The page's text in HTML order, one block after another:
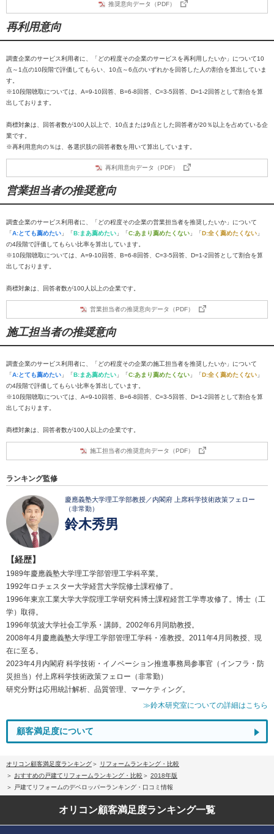
推奨意向データ（PDF）
再利用意向
調査企業のサービス利用者に、「どの程度その企業のサービスを再利用したいか」について10
点～1点の10段階で評価してもらい、10点～6点のいずれかを回答した人の割合を算出していま
す。
※10段階聴取については、A=9-10回答、B=6-8回答、C=3-5回答、D=1-2回答として割合を算
出しております。
商標対象は、回答者数が100人以上で、10点または9点とした回答者が20％以上を占めている企
業です。
※再利用意向の％は、各選択肢の回答者数を用いて算出しています。
再利用意向データ（PDF）
営業担当者の推奨意向
調査企業のサービス利用者に、「どの程度その企業の営業担当者を推奨したいか」について
「A:とても薦めたい 」「B:まあ薦めたい 」「C:あまり薦めたくない 」「D:全く薦めたくない 」
の4段階で評価してもらい比率を算出しています。
※10段階聴取については、A=9-10回答、B=6-8回答、C=3-5回答、D=1-2回答として割合を算
出しております。
商標対象は、回答者数が100人以上の企業です。
営業担当者の推奨意向データ（PDF）
施工担当者の推奨意向
調査企業のサービス利用者に、「どの程度その企業の施工担当者を推奨したいか」について
「A:とても薦めたい 」「B:まあ薦めたい 」「C:あまり薦めたくない 」「D:全く薦めたくない 」
の4段階で評価してもらい比率を算出しています。
※10段階聴取については、A=9-10回答、B=6-8回答、C=3-5回答、D=1-2回答として割合を算
出しております。
商標対象は、回答者数が100人以上の企業です。
施工担当者の推奨意向データ（PDF）
ランキング監修
慶應義塾大学理工学部教授／内閣府 上席科学技術政策フェロー
（非常勤）
鈴木秀男
【経歴】
1989年慶應義塾大学理工学部管理工学科卒業。
1992年ロチェスター大学経営大学院修士課程修了。
1996年東京工業大学大学院理工学研究科博士課程経営工学専攻修了。博士（工
学）取得。
1996年筑波大学社会工学系・講師。2002年6月同助教授。
2008年4月慶應義塾大学理工学部管理工学科・准教授。2011年4月同教授、現
在に至る。
2023年4月内閣府 科学技術・イノベーション推進事務局参事官（インフラ・防
災担当）付上席科学技術政策フェロー（非常勤）
研究分野は応用統計解析、品質管理、マーケティング。
≫鈴木研究室についての詳細はこちら
顧客満足度について
オリコン顧客満足度ランキング
リフォームランキング・比較
おすすめの戸建てリフォームランキング・比較
2018年版
戸建てリフォームのデベロッパーランキング・口コミ情報
オリコン顧客満足度ランキング一覧